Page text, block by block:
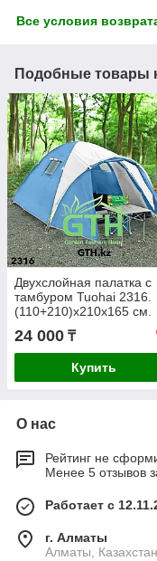
Все условия
Подобные товары
Двухслойная палатка с
тамбуром Tuohai 2316.
(110+210)х210х165 см.
Доставка .
24 000 ₸
Купить
О нас
Рейтинг не
Менее 5 отзывов
Работает с
г. Алматы
Алматы, Казахстан